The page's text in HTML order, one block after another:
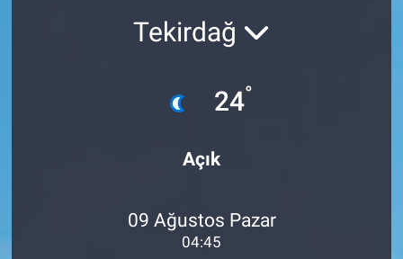
Tekirdağ
24°
Açık
09 Ağustos Pazar
04:45